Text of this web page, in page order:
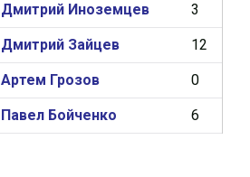
Дмитрий Иноземцев 3
Дмитрий Зайцев 12
Артем Грозов 0
Павел Бойченко 6